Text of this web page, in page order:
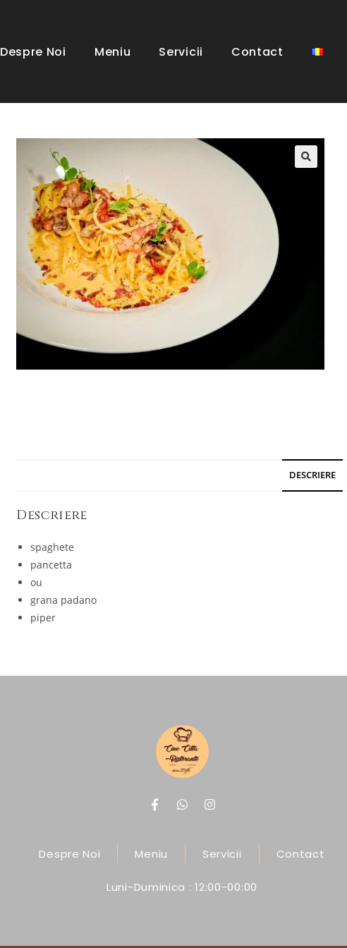
Despre Noi Meniu Servicii Contact
DESCRIERE
Descriere
spaghete
pancetta
ou
grana padano
piper
Despre Noi Meniu Servicii Contact
Luni-Duminica : 12:00-00:00